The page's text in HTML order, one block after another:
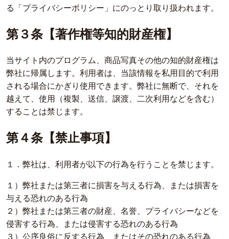
る「プライバシーポリシー」にのっとり取り扱われます。
第３条【著作権等知的財産権】
当サイト内のプログラム、商品写真その他の知的財産権は
弊社に帰属します。利用者は、当該情報を私用目的で利用
される場合にかぎり使用できます。弊社に無断で、それを
越えて、使用（複製、送信、譲渡、二次利用などを含む）
することは禁じます。
第４条【禁止事項】
１．弊社は、利用者が以下の行為を行うことを禁じます。
１）弊社または第三者に損害を与える行為、または損害を
与える恐れのある行為
２）弊社または第三者の財産、名誉、プライバシーなどを
侵害する行為、または侵害する恐れのある行為
３）公序良俗に反する行為、またはその恐れのある行為